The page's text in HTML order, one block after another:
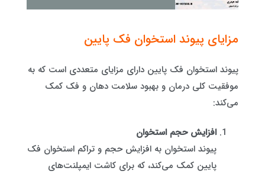
مزایای پیوند استخوان فک پایین
پیوند استخوان فک پایین دارای مزایای متعددی است که به
موفقیت کلی درمان و بهبود سلامت دهان و فک کمک
می‌کند:
افزایش حجم استخوان
پیوند استخوان به افزایش حجم و تراکم استخوان فک
پایین کمک می‌کند، که برای کاشت ایمپلنت‌های